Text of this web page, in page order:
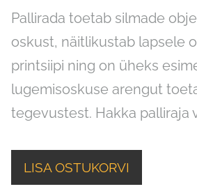
Pallirada toetab silmade
oskust, näitlikustab lapsele
printsiipi ning on üheks
lugemisoskuse arengut
tegevustest. Hakka palliraja
LISA OSTUKORVI